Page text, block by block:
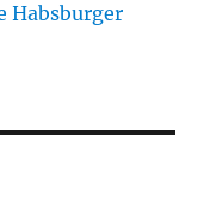
Habsburger